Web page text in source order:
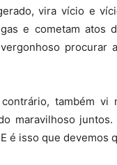
vira vício e
e cometam atos
também vi
maravilhoso
é isso que